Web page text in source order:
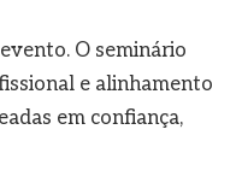
O seminário
e alinhamento
em confiança,